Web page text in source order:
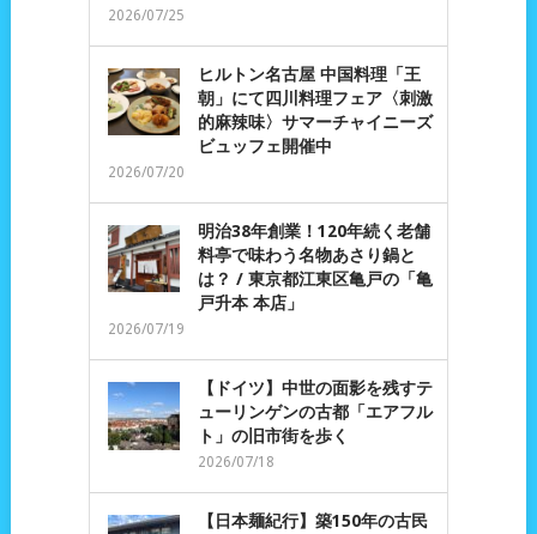
2026/07/25
ヒルトン名古屋 中国料理「王
朝」にて四川料理フェア〈刺激
的麻辣味〉サマーチャイニーズ
ビュッフェ開催中
2026/07/20
明治38年創業！120年続く老舗
料亭で味わう名物あさり鍋と
は？ / 東京都江東区亀戸の「亀
戸升本 本店」
2026/07/19
【ドイツ】中世の面影を残すテ
ューリンゲンの古都「エアフル
ト」の旧市街を歩く
2026/07/18
【日本麺紀行】築150年の古民